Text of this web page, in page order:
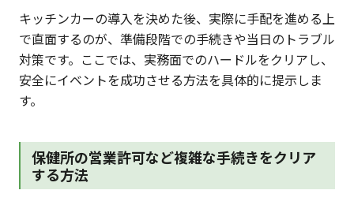
キッチンカーの導入を決めた後、実際に手配を進める上
で直面するのが、準備段階での手続きや当日のトラブル
対策です。ここでは、実務面でのハードルをクリアし、
安全にイベントを成功させる方法を具体的に提示しま
す。
保健所の営業許可など複雑な手続きをクリア
する方法